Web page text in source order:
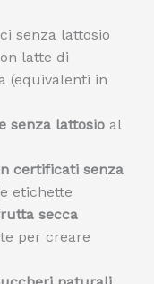
senza lattosio
latte di
(equivalenti in
senza lattosio al
certificati senza
etichette
secca
per creare